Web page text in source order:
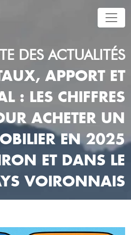
DES ACTUALITÉS
APPORT ET
: LES CHIFFRES
ACHETER UN
EN 2025
ET DANS LE
VOIRONNAIS